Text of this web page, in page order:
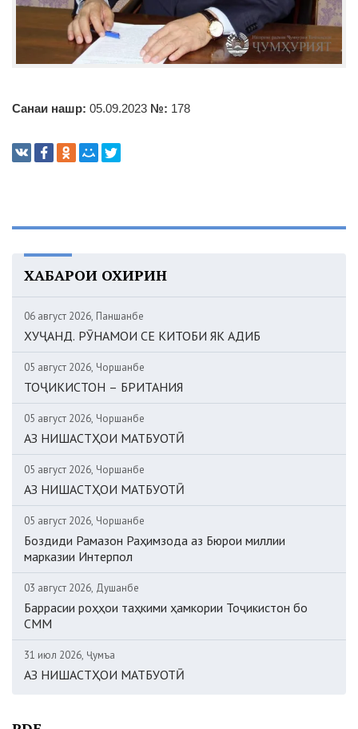
Санаи нашр: 05.09.2023 №: 178
ХАБАРҲОИ ОХИРИН
06 август 2026, Панҷшанбе
ХУҶАНД. РӮНАМОИ СЕ КИТОБИ ЯК АДИБ
05 август 2026, Чоршанбе
ТОҶИКИСТОН – БРИТАНИЯ
05 август 2026, Чоршанбе
АЗ НИШАСТҲОИ МАТБУОТӢ
05 август 2026, Чоршанбе
АЗ НИШАСТҲОИ МАТБУОТӢ
05 август 2026, Чоршанбе
Боздиди Рамазон Раҳимзода аз Бюрои миллии
марказии Интерпол
03 август 2026, Душанбе
Баррасии роҳҳои таҳкими ҳамкории Тоҷикистон бо
СММ
31 июл 2026, Ҷумъа
АЗ НИШАСТҲОИ МАТБУОТӢ